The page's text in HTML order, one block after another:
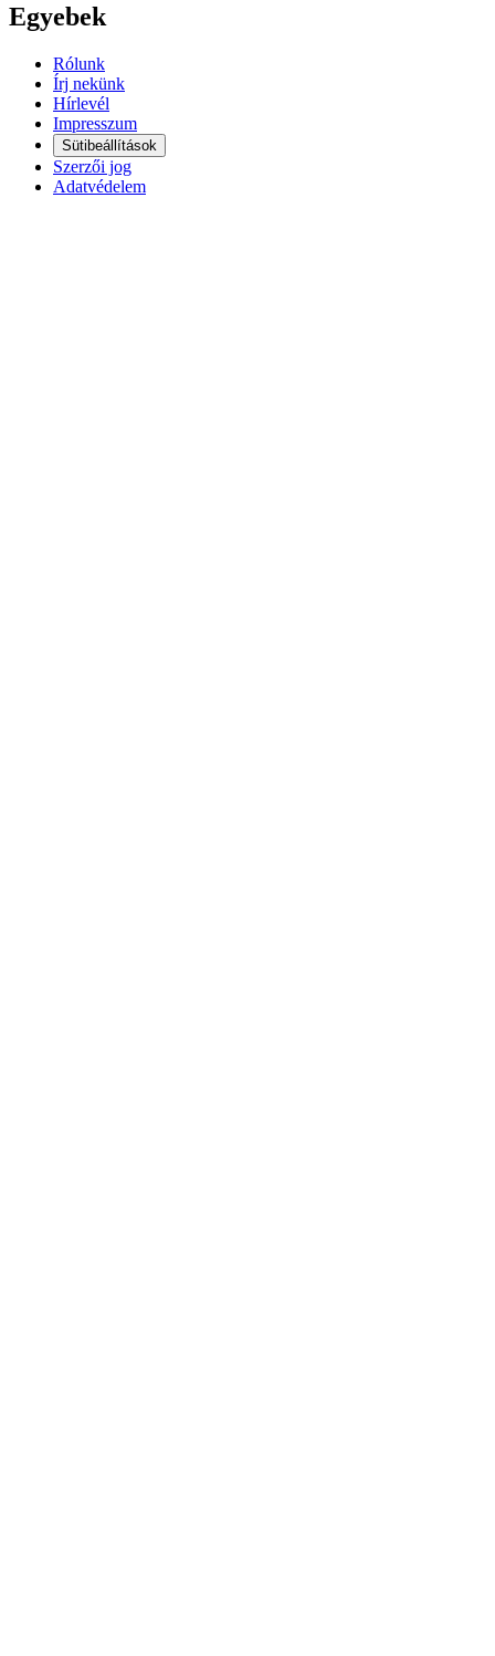
Egyebek
Rólunk
Írj nekünk
Hírlevél
Impresszum
Sütibeállítások
Szerzői jog
Adatvédelem